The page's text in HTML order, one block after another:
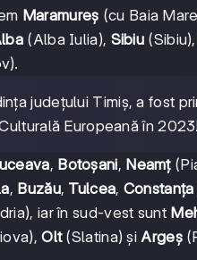
Maramureș (cu Baia
(Alba Iulia), Sibiu (Sibiu),
județului Timiș, a fost
Europeană în 2023!
, Botoșani, Neamț
, Buzău, Tulcea, Constanța
iar în sud-vest sunt
Olt(Slatina) șiArgeș